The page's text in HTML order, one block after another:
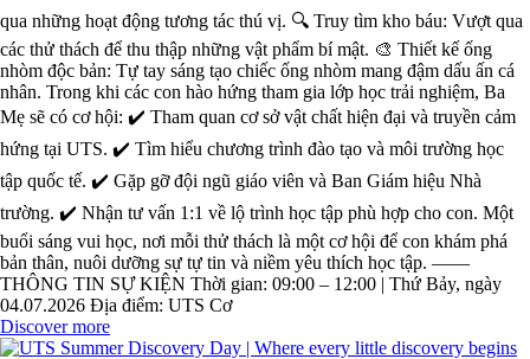
qua những hoạt động tương tác thú vị. 🔍 Truy tìm kho báu: Vượt qua
các thử thách để thu thập những vật phẩm bí mật. 🎨 Thiết kế ống
nhòm độc bản: Tự tay sáng tạo chiếc ống nhòm mang đậm dấu ấn cá
nhân. Trong khi các con hào hứng tham gia lớp học trải nghiệm, Ba
Mẹ sẽ có cơ hội: ✔️ Tham quan cơ sở vật chất hiện đại và truyền cảm
hứng tại UTS. ✔️ Tìm hiểu chương trình đào tạo và môi trường học
tập quốc tế. ✔️ Gặp gỡ đội ngũ giáo viên và Ban Giám hiệu Nhà
trường. ✔️ Nhận tư vấn 1:1 về lộ trình học tập phù hợp cho con. Một
buổi sáng vui học, nơi mỗi thử thách là một cơ hội để con khám phá
bản thân, nuôi dưỡng sự tự tin và niềm yêu thích học tập. ——
THÔNG TIN SỰ KIỆN Thời gian: 09:00 – 12:00 | Thứ Bảy, ngày
04.07.2026 Địa điểm: UTS Cơ
Discover more